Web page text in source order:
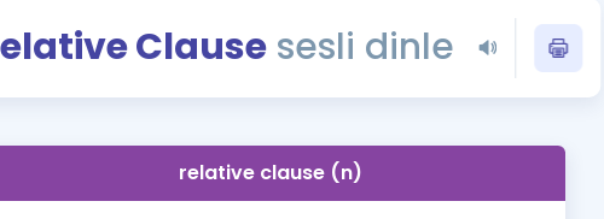
YDS - YÖKDİL Tüm
İngilizce Gramer
İngilizce Gramer ve Konu
Clause sesli dinle
relative clause (n)